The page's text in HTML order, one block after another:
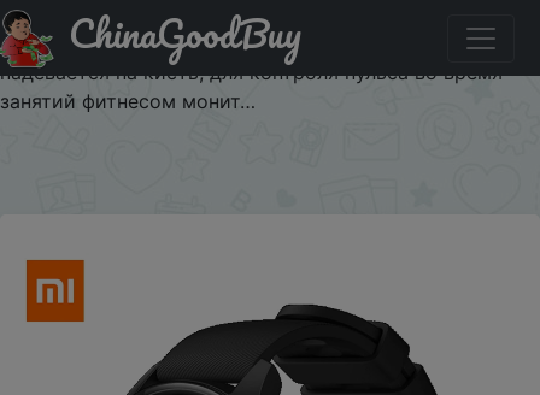
Промокод на знижку $2/69 Xiaomi Mi Смарт часы
кровяное давление GPS Смарт часы Bluetooth, который
надевается на кисть, для контроля пульса во время
занятий фитнесом монит…
ChinaGoodBuy